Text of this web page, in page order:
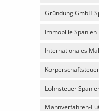
Gründung GmbH
Immobilie Spanien
Internationales
Lohnsteuer
Mahnverfahren-